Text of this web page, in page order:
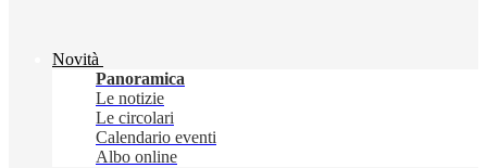
Novità
Panoramica
Le notizie
Le circolari
Calendario eventi
Albo online